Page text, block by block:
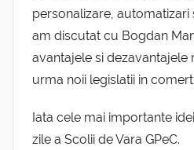
personalizare, automatizari
am discutat cu Bogdan
avantajele si dezavantajele
urma noii legislatii in
Iata cele mai importante
zile a Scolii de Vara GPeC.